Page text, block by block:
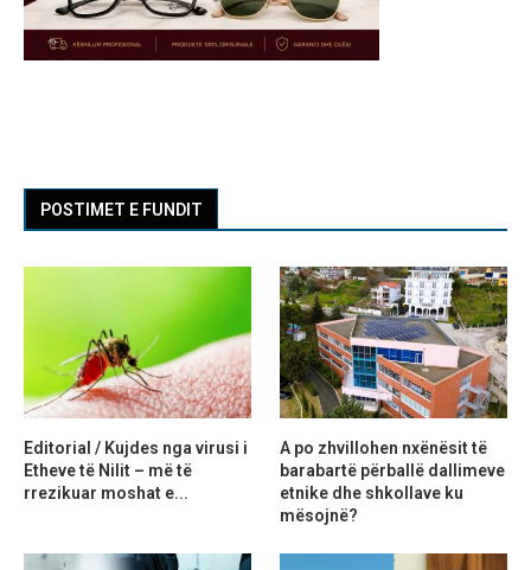
POSTIMET E FUNDIT
Editorial / Kujdes nga virusi i
Etheve të Nilit – më të
rrezikuar moshat e...
A po zhvillohen nxënësit të
barabartë përballë dallimeve
etnike dhe shkollave ku
mësojnë?